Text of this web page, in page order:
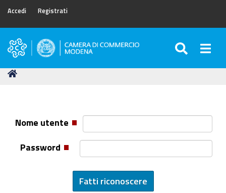
Accedi Registrati
Camera
Commercio
Tu
Nome utente
Password